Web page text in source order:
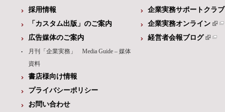
採用情報
「カスタム出版」のご案内
広告媒体のご案内
月刊「企業実務」 Media Guide – 媒体
資料
書店様向け情報
プライバシーポリシー
お問い合わせ
企業実務サポートクラブ
企業実務オンライン
経営者会報ブログ